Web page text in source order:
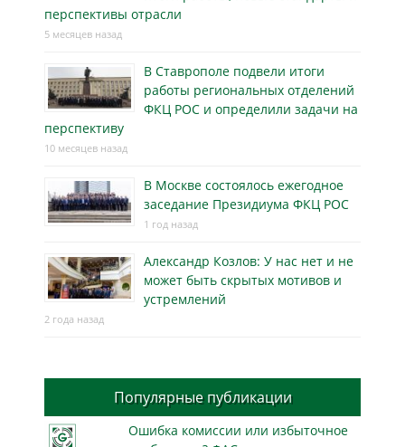
перспективы отрасли
5 месяцев назад
В Ставрополе подвели итоги
работы региональных отделений
ФКЦ РОС и определили задачи на
перспективу
10 месяцев назад
В Москве состоялось ежегодное
заседание Президиума ФКЦ РОС
1 год назад
Александр Козлов: У нас нет и не
может быть скрытых мотивов и
устремлений
2 года назад
Популярные публикации
Ошибка комиссии или избыточное